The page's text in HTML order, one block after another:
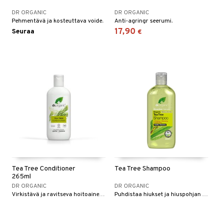
DR ORGANIC
Pehmentävä ja kosteuttava voide.
Seuraa
DR ORGANIC
Anti-agringr seerumi.
17,90 €
Tea Tree Conditioner
265ml
DR ORGANIC
Virkistävä ja ravitseva hoitoaine normaaleille ja rasvaisille hiuksille.
Tea Tree Shampoo
DR ORGANIC
Puhdistaa hiukset ja hiuspohjan hellävaraisesti, jotta ne tuntuvat raikkailta ja kosteutetuilta.